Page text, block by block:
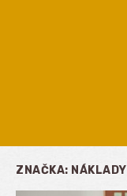
ZNAČKA: NÁKLADY